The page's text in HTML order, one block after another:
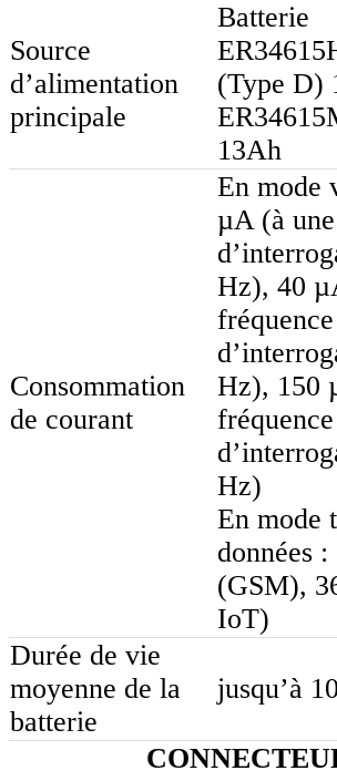
Source
d’alimentation
principale
Batterie
(Type D)
13Ah
Consommation
de courant
En mode
µA (à
Hz), 40
fréquence
Hz), 150
fréquence
Hz)
En mode
données
(GSM),
IoT)
Durée de vie
moyenne de la
batterie
jusqu’à